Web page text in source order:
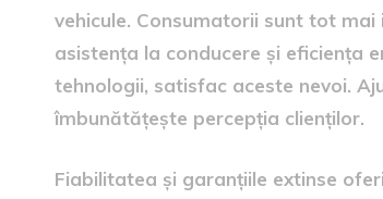
vehicule. Consumatorii sunt tot
asistența la conducere și eficiența
tehnologii, satisfac aceste nevoi.
îmbunătățește percepția clienților.
Fiabilitatea și garanțiile extinse